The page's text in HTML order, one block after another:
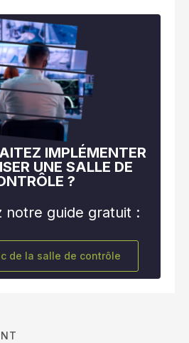
IMPLÉMENTER
UNE SALLE DE
?
notre guide gratuit :
de la salle de contrôle